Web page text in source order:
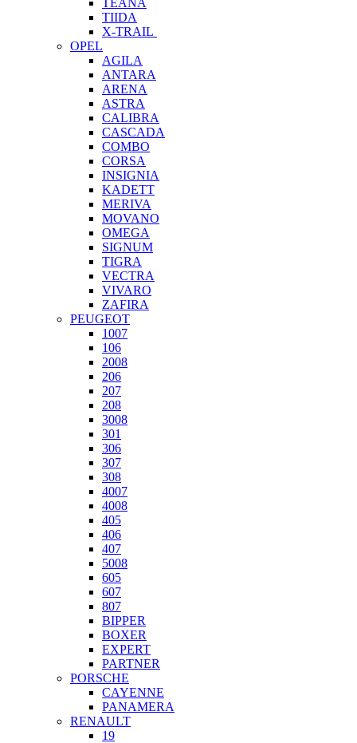
TEANA
TIIDA
X-TRAIL
OPEL
AGILA
ANTARA
ARENA
ASTRA
CALIBRA
CASCADA
COMBO
CORSA
INSIGNIA
KADETT
MERIVA
MOVANO
OMEGA
SIGNUM
TIGRA
VECTRA
VIVARO
ZAFIRA
PEUGEOT
1007
106
2008
206
207
208
3008
301
306
307
308
4007
4008
405
406
407
5008
605
607
807
BIPPER
BOXER
EXPERT
PARTNER
PORSCHE
CAYENNE
PANAMERA
RENAULT
19